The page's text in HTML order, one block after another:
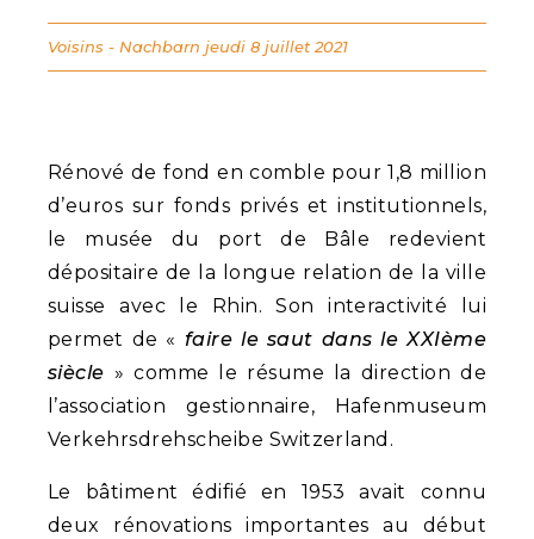
Rénové de fond en comble pour 1,8 million
d’euros sur fonds privés et institutionnels,
le musée du port de Bâle redevient
dépositaire de la longue relation de la ville
suisse avec le Rhin. Son interactivité lui
permet de « faire le saut dans le XXIème
siècle » comme le résume la direction de
l’association gestionnaire, Hafenmuseum
Verkehrsdrehscheibe Switzerland.
Le bâtiment édifié en 1953 avait connu
deux rénovations importantes au début
Voisins - Nachbarn jeudi 8 juillet 2021